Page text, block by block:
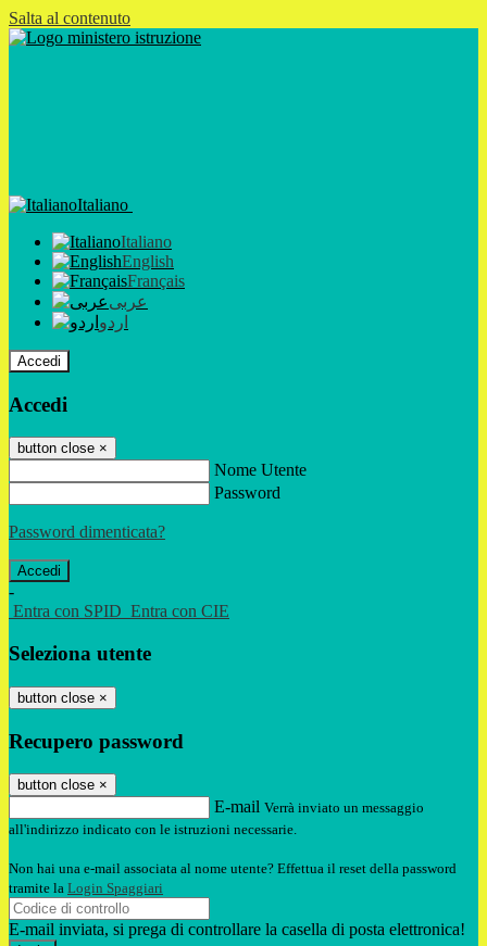
Salta al contenuto
Italiano
Italiano
English
Français
عربى
اردو
Accedi
Accedi
button close ×
Nome Utente
Password
Password dimenticata?
-
Entra con SPID Entra con CIE
Seleziona utente
button close ×
Recupero password
button close ×
E-mail Verrà inviato un messaggio
all'indirizzo indicato con le istruzioni necessarie.
Non hai una e-mail associata al nome utente? Effettua il reset della password
tramite la Login Spaggiari
E-mail inviata, si prega di controllare la casella di posta elettronica!